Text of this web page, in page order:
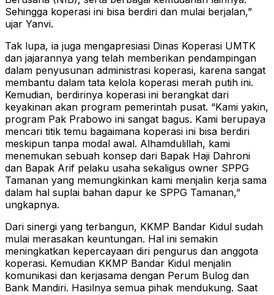
Sehingga koperasi ini bisa berdiri dan mulai berjalan,”
ujar Yanvi.
Tak lupa, ia juga mengapresiasi Dinas Koperasi UMTK
dan jajarannya yang telah memberikan pendampingan
dalam penyusunan administrasi koperasi, karena sangat
membantu dalam tata kelola koperasi merah putih ini.
Kemudian, berdirinya koperasi ini berangkat dari
keyakinan akan program pemerintah pusat. “Kami yakin,
program Pak Prabowo ini sangat bagus. Kami berupaya
mencari titik temu bagaimana koperasi ini bisa berdiri
meskipun tanpa modal awal. Alhamdulillah, kami
menemukan sebuah konsep dari Bapak Haji Dahroni
dan Bapak Arif pelaku usaha sekaligus owner SPPG
Tamanan yang memungkinkan kami menjalin kerja sama
dalam hal suplai bahan dapur ke SPPG Tamanan,”
ungkapnya.
Dari sinergi yang terbangun, KKMP Bandar Kidul sudah
mulai merasakan keuntungan. Hal ini semakin
meningkatkan kepercayaan diri pengurus dan anggota
koperasi. Kemudian KKMP Bandar Kidul menjalin
komunikasi dan kerjasama dengan Perum Bulog dan
Bank Mandiri. Hasilnya semua pihak mendukung. Saat